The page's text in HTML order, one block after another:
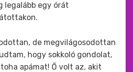
legalább egy órát
de megvilágosodottan
hogy sokkoló gondolat,
apámat! Ő volt az, akit